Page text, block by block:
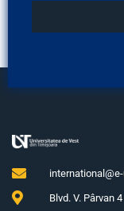
Blvd. V. Pârvan